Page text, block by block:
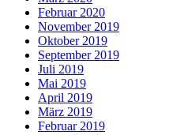
Februar 2020
November 2019
Oktober 2019
September 2019
Juli 2019
Mai 2019
April 2019
März 2019
Februar 2019